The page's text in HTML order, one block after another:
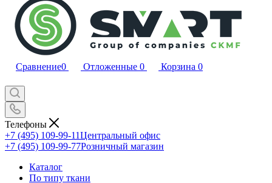
Сравнение0 Отложенные 0 Корзина 0
Телефоны
+7 (495) 109-99-11Центральный офис
+7 (495) 109-99-77Розничный магазин
Каталог
По типу ткани